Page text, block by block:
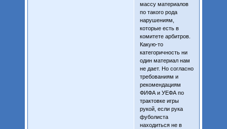
массу материалов
по такого рода
нарушениям,
которые есть в
комитете арбитров.
Какую-то
категоричность ни
один материал нам
не дает. Но согласно
требованиям и
рекомендациям
ФИФА и УЕФА по
трактовке игры
рукой, если рука
фуболиста
находиться не в